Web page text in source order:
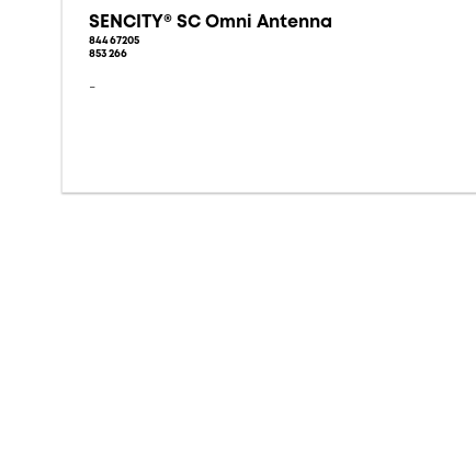
SENCITY® SC Omni Antenna
84467205
853266
-